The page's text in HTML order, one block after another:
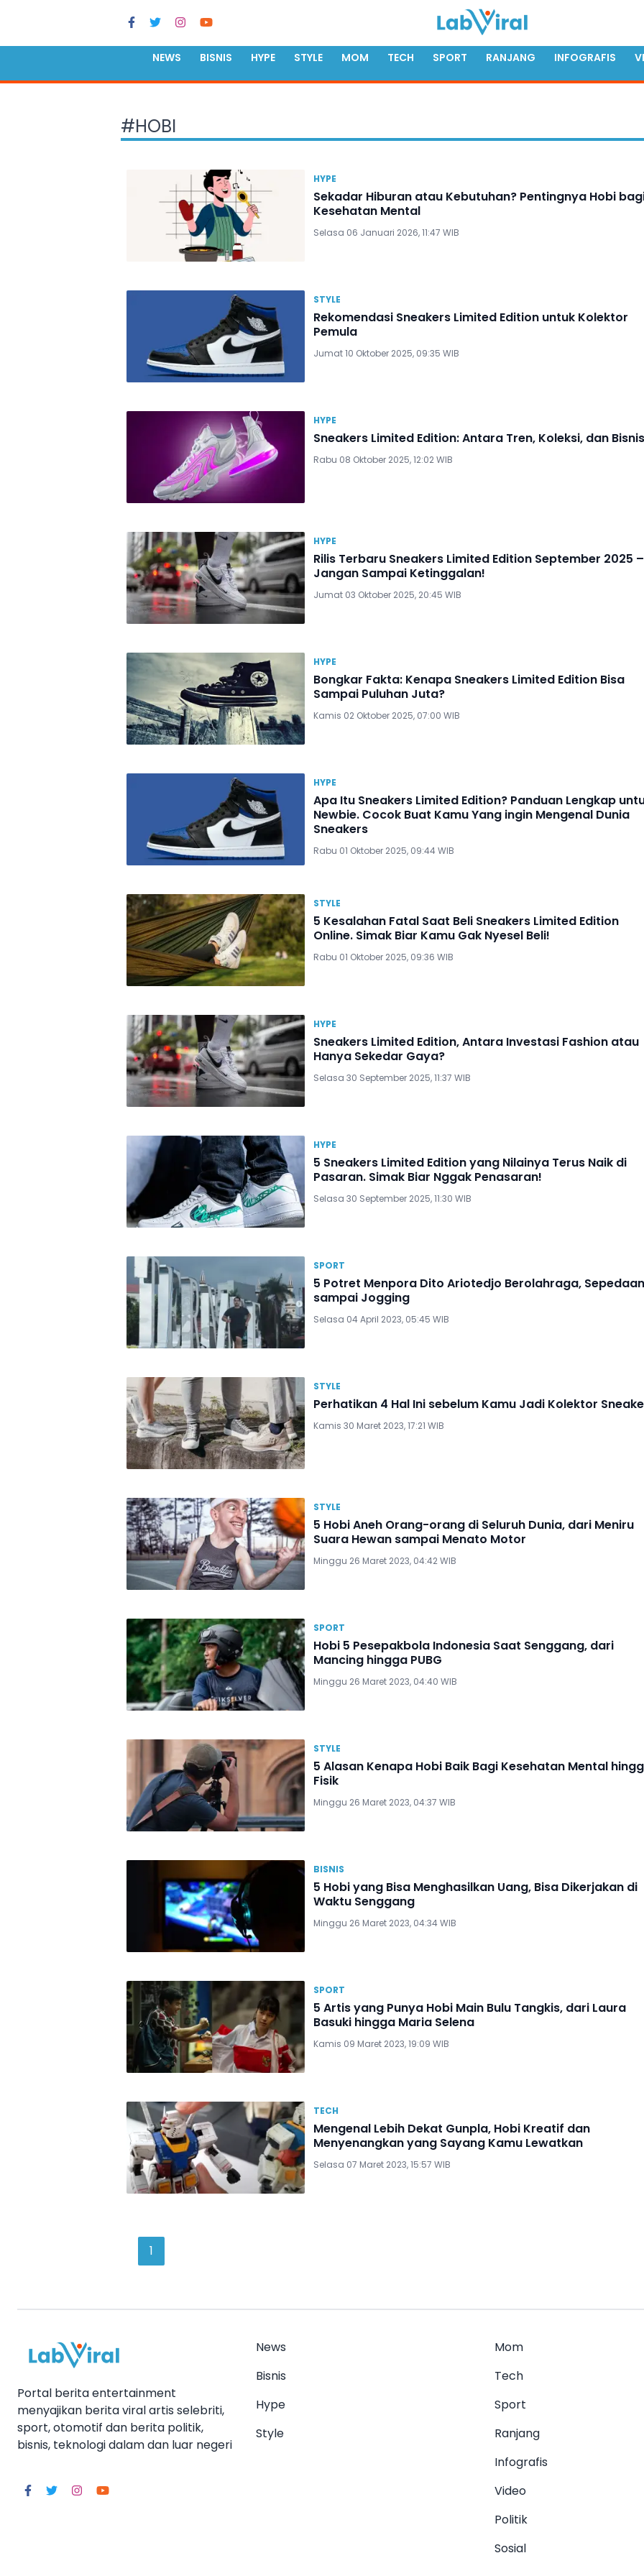
NEWS BISNIS HYPE STYLE MOM TECH SPORT RANJANG INFOGRAFIS
#HOBI
HYPE
Sekadar Hiburan atau Kebutuhan? Pentingnya Hobi
Kesehatan Mental
Selasa 06 Januari 2026, 11:47 WIB
STYLE
Rekomendasi Sneakers Limited Edition untuk Kolektor
Pemula
Jumat 10 Oktober 2025, 09:35 WIB
HYPE
Sneakers Limited Edition: Antara Tren, Koleksi, dan Bisnis
Rabu 08 Oktober 2025, 12:02 WIB
HYPE
Rilis Terbaru Sneakers Limited Edition September 2025 –
Jangan Sampai Ketinggalan!
Jumat 03 Oktober 2025, 20:45 WIB
HYPE
Bongkar Fakta: Kenapa Sneakers Limited Edition Bisa
Sampai Puluhan Juta?
Kamis 02 Oktober 2025, 07:00 WIB
HYPE
Apa Itu Sneakers Limited Edition? Panduan Lengkap
Newbie. Cocok Buat Kamu Yang ingin Mengenal Dunia
Sneakers
Rabu 01 Oktober 2025, 09:44 WIB
STYLE
5 Kesalahan Fatal Saat Beli Sneakers Limited Edition
Online. Simak Biar Kamu Gak Nyesel Beli!
Rabu 01 Oktober 2025, 09:36 WIB
HYPE
Sneakers Limited Edition, Antara Investasi Fashion atau
Hanya Sekedar Gaya?
Selasa 30 September 2025, 11:37 WIB
HYPE
5 Sneakers Limited Edition yang Nilainya Terus Naik di
Pasaran. Simak Biar Nggak Penasaran!
Selasa 30 September 2025, 11:30 WIB
SPORT
5 Potret Menpora Dito Ariotedjo Berolahraga, Sepedaan
sampai Jogging
Selasa 04 April 2023, 05:45 WIB
STYLE
Perhatikan 4 Hal Ini sebelum Kamu Jadi Kolektor
Kamis 30 Maret 2023, 17:21 WIB
STYLE
5 Hobi Aneh Orang-orang di Seluruh Dunia, dari Meniru
Suara Hewan sampai Menato Motor
Minggu 26 Maret 2023, 04:42 WIB
SPORT
Hobi 5 Pesepakbola Indonesia Saat Senggang, dari
Mancing hingga PUBG
Minggu 26 Maret 2023, 04:40 WIB
STYLE
5 Alasan Kenapa Hobi Baik Bagi Kesehatan Mental
Fisik
Minggu 26 Maret 2023, 04:37 WIB
BISNIS
5 Hobi yang Bisa Menghasilkan Uang, Bisa Dikerjakan di
Waktu Senggang
Minggu 26 Maret 2023, 04:34 WIB
SPORT
5 Artis yang Punya Hobi Main Bulu Tangkis, dari Laura
Basuki hingga Maria Selena
Kamis 09 Maret 2023, 19:09 WIB
TECH
Mengenal Lebih Dekat Gunpla, Hobi Kreatif dan
Menyenangkan yang Sayang Kamu Lewatkan
Selasa 07 Maret 2023, 15:57 WIB
1
Portal berita entertainment
menyajikan berita viral artis selebriti,
sport, otomotif dan berita politik,
bisnis, teknologi dalam dan luar negeri
News
Bisnis
Hype
Style
Mom
Tech
Sport
Ranjang
Infografis
Video
Politik
Sosial